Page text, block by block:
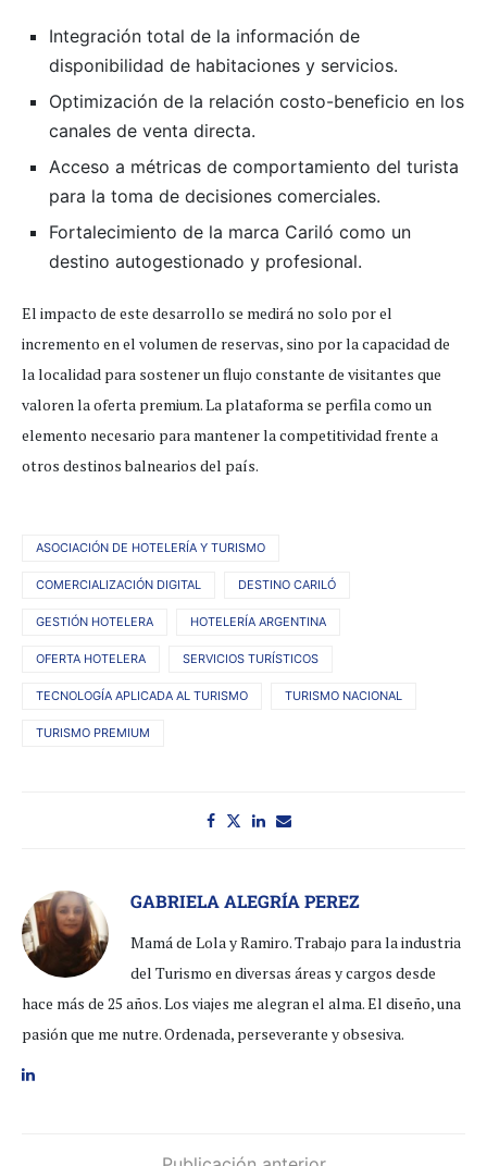
Integración total de la información de
disponibilidad de habitaciones y servicios.
Optimización de la relación costo-beneficio en los
canales de venta directa.
Acceso a métricas de comportamiento del turista
para la toma de decisiones comerciales.
Fortalecimiento de la marca Cariló como un
destino autogestionado y profesional.
El impacto de este desarrollo se medirá no solo por el
incremento en el volumen de reservas, sino por la capacidad de
la localidad para sostener un flujo constante de visitantes que
valoren la oferta premium. La plataforma se perfila como un
elemento necesario para mantener la competitividad frente a
otros destinos balnearios del país.
ASOCIACIÓN DE HOTELERÍA Y TURISMO
COMERCIALIZACIÓN DIGITAL DESTINO CARILÓ
GESTIÓN HOTELERA HOTELERÍA ARGENTINA
OFERTA HOTELERA SERVICIOS TURÍSTICOS
TECNOLOGÍA APLICADA AL TURISMO TURISMO NACIONAL
TURISMO PREMIUM
GABRIELA ALEGRÍA PEREZ
Mamá de Lola y Ramiro. Trabajo para la industria
del Turismo en diversas áreas y cargos desde
hace más de 25 años. Los viajes me alegran el alma. El diseño, una
pasión que me nutre. Ordenada, perseverante y obsesiva.